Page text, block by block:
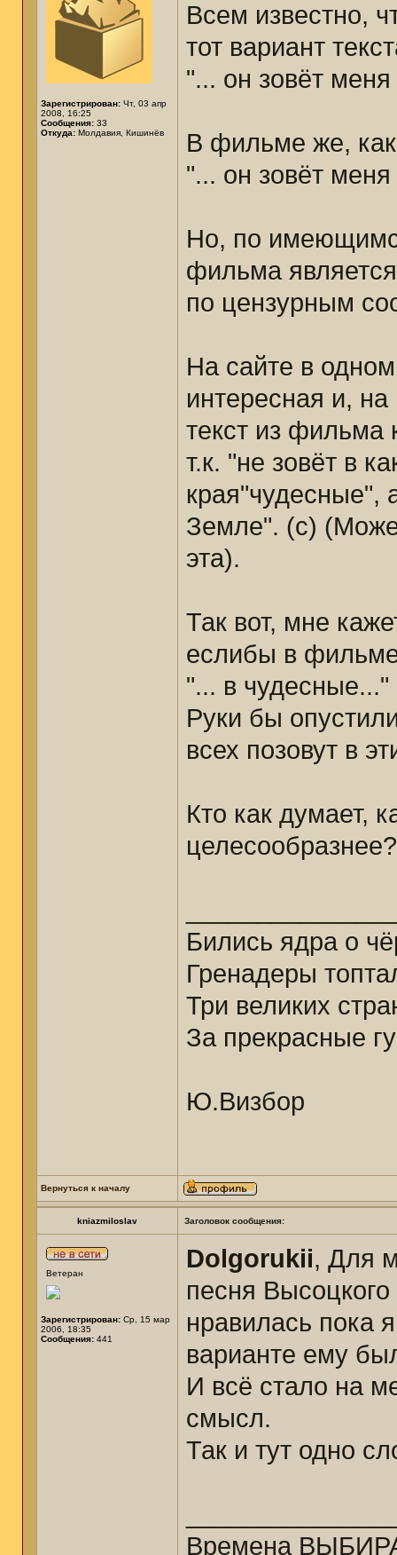
Зарегистрирован: Чт, 03 апр
2008, 16:25
Сообщения: 33
Откуда: Молдавия, Кишинёв
Всем известно,
тот вариант
"... он зовёт
В фильме же,
"... он зовёт
Но, по
фильма
по цензурным
На сайте в
интересная и,
текст из фильма
т.к. "не зовёт в
края"чудесные",
Земле". (с)
эта).
Так вот, мне
еслибы в
"... в
Руки бы
всех позовут в
Кто как думает,
целесообразнее?
Бились ядра о
Гренадеры
Три великих
За прекрасные
Ю.Визбор
Вернуться к началу
kniazmiloslav Заголовок сообщения:
Ветеран
Зарегистрирован: Ср, 15 мар
2006, 18:35
Сообщения: 441
Dolgorukii, Для
песня
нравилась пока
варианте ему
И всё стало на
смысл.
Так и тут одно
Времена